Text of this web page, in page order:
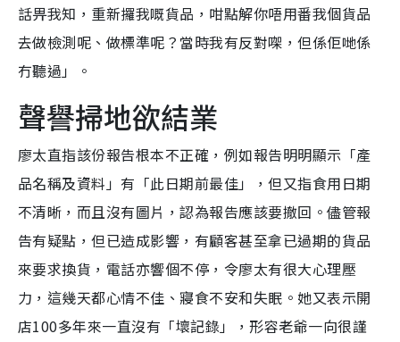
話畀我知，重新攞我嘅貨品，咁點解你唔用番我個貨品
去做檢測呢、做標準呢？當時我有反對㗎，但係佢哋係
冇聽過」。
聲譽掃地欲結業
廖太直指該份報告根本不正確，例如報告明明顯示「產
品名稱及資料」有「此日期前最佳」，但又指食用日期
不清晰，而且沒有圖片，認為報告應該要撤回。儘管報
告有疑點，但已造成影響，有顧客甚至拿已過期的貨品
來要求換貨，電話亦響個不停，令廖太有很大心理壓
力，這幾天都心情不佳、寢食不安和失眠。她又表示開
店100多年來一直沒有「壞記錄」，形容老爺一向很謹